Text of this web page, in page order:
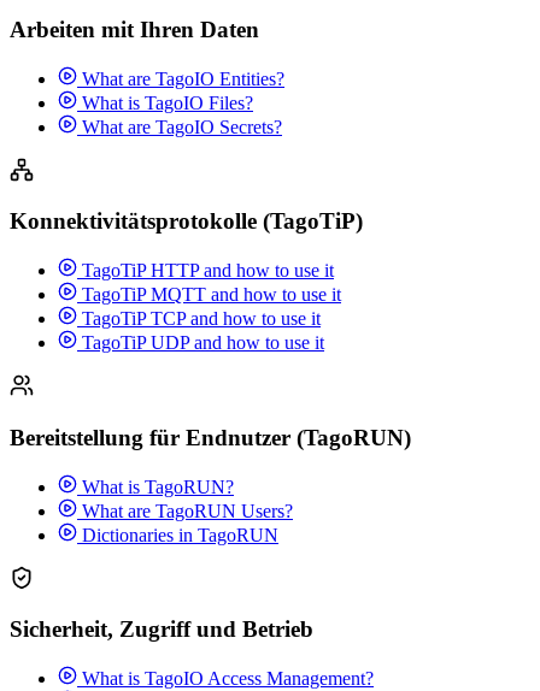
Arbeiten mit Ihren Daten
What are TagoIO Entities?
What is TagoIO Files?
What are TagoIO Secrets?
Konnektivitätsprotokolle (TagoTiP)
TagoTiP HTTP and how to use it
TagoTiP MQTT and how to use it
TagoTiP TCP and how to use it
TagoTiP UDP and how to use it
Bereitstellung für Endnutzer (TagoRUN)
What is TagoRUN?
What are TagoRUN Users?
Dictionaries in TagoRUN
Sicherheit, Zugriff und Betrieb
What is TagoIO Access Management?